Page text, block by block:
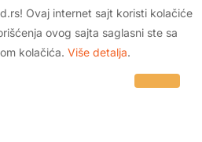
Zemun, Srbija
Ovaj internet sajt koristi kolačiće
ovog sajta saglasni ste sa
kolačića. Više detalja.